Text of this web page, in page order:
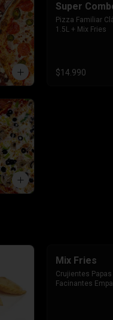
Super
Pizza Familiar
1.5L + Mix Fries
$14.990
Mix Fries
Crujientes
Facinantes